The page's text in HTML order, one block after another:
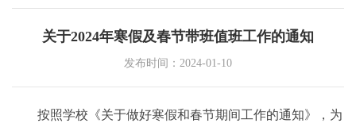
关于2024年寒假及春节带班值班工作的通知
发布时间：2024-01-10
按照学校《关于做好寒假和春节期间工作的通知》，为